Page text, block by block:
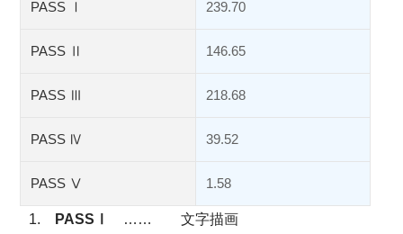
PASS Ⅰ 239.70
PASS Ⅱ 146.65
PASS Ⅲ 218.68
PASS Ⅳ 39.52
PASS Ⅴ 1.58
1. PASSⅠ …… 文字描画